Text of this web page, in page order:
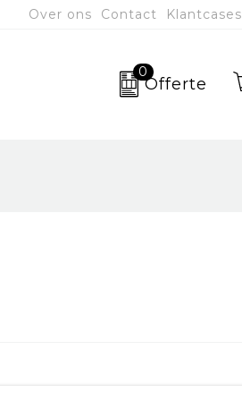
Over ons Contact Klantcases
0
Offerte